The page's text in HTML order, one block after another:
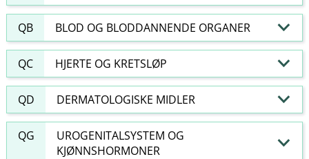
QB BLOD OG BLODDANNENDE ORGANER
QC HJERTE OG KRETSLØP
QD DERMATOLOGISKE MIDLER
QG
UROGENITALSYSTEM OG
KJØNNSHORMONER